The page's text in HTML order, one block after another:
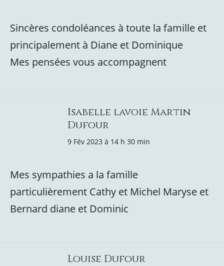
Sincères condoléances à toute la famille et
principalement à Diane et Dominique
Mes pensées vous accompagnent
Isabelle lavoie Martin
Dufour
9 Fév 2023 à 14 h 30 min
Mes sympathies a la famille
particulièrement Cathy et Michel Maryse et
Bernard diane et Dominic
Louise Dufour